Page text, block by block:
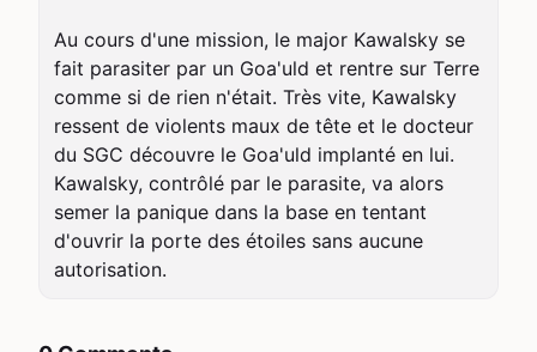
Au cours d'une mission, le major Kawalsky se
fait parasiter par un Goa'uld et rentre sur Terre
comme si de rien n'était. Très vite, Kawalsky
ressent de violents maux de tête et le docteur
du SGC découvre le Goa'uld implanté en lui.
Kawalsky, contrôlé par le parasite, va alors
semer la panique dans la base en tentant
d'ouvrir la porte des étoiles sans aucune
autorisation.